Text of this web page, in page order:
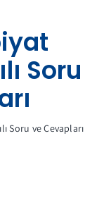
Soru
Soru ve Cevapları